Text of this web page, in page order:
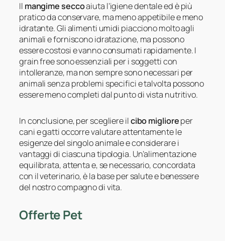
Il mangime seccoaiuta l’igiene dentale ed è più
pratico da conservare, ma meno appetibile e meno
idratante. Gli alimenti umidi piacciono molto agli
animali e forniscono idratazione, ma possono
essere costosi e vanno consumati rapidamente. I
grain free sono essenziali per i soggetti con
intolleranze, ma non sempre sono necessari per
animali senza problemi specifici e talvolta possono
essere meno completi dal punto di vista nutritivo.
In conclusione, per scegliere ilcibo miglioreper
cani e gatti occorre valutare attentamente le
esigenze del singolo animale e considerare i
vantaggi di ciascuna tipologia. Un’alimentazione
equilibrata, attenta e, se necessario, concordata
con il veterinario, è la base per salute e benessere
del nostro compagno di vita.
Offerte Pet